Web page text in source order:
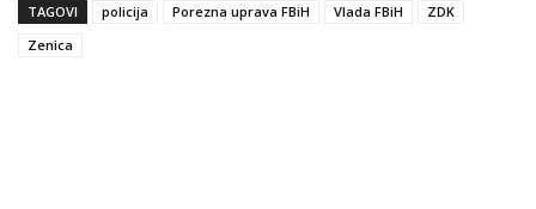
TAGOVI
policija Porezna uprava FBiH Vlada FBiH
ZDK
Zenica